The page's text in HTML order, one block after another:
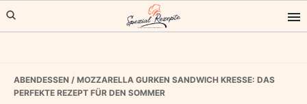
Skip
to
Skip
to
Skip
to
ABENDESSEN / MOZZARELLA GURKEN SANDWICH KRESSE: DAS
PERFEKTE REZEPT FÜR DEN SOMMER